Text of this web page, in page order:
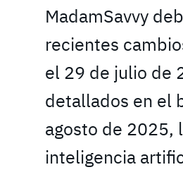
MadamSavvy
recientes
el 29 de julio de
detallados en el
agosto de 2025,
inteligencia